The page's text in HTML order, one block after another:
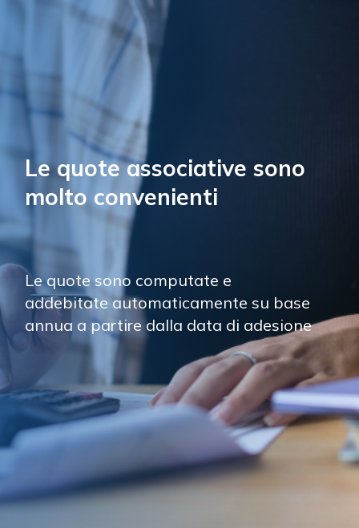
Le quote associative sono
molto convenienti
Le quote sono computate e
addebitate automaticamente su base
annua a partire dalla data di adesione